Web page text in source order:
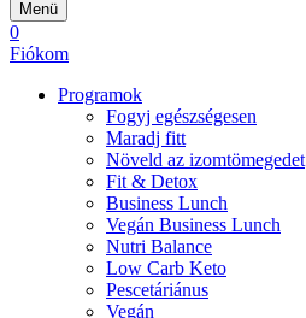
Menü
0
Fiókom
Programok
Fogyj egészségesen
Maradj fitt
Növeld az izomtömegedet
Fit & Detox
Business Lunch
Vegán Business Lunch
Nutri Balance
Low Carb Keto
Pescetáriánus
Vegán